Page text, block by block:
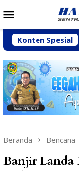
ke
Mobile
Konten Spesial
Arpan Sahar
Beranda Bencana
Banjir Landa